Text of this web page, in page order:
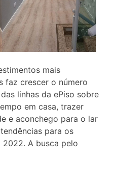
mais
faz crescer o número
linhas da ePiso sobre
em casa, trazer
e aconchego para o lar
para os
A busca pelo